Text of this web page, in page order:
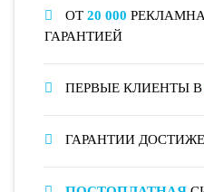
ОТ 20 000
ГАРАНТИЕЙ
ПЕРВЫЕ КЛИЕНТЫ В
ГАРАНТИИ